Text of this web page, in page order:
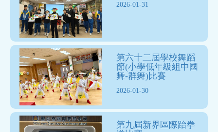
2026-01-31
第六十二屆學校舞蹈
節(小學低年級組中國
舞-群舞)比賽
2026-01-30
第九屆新界區際跆拳